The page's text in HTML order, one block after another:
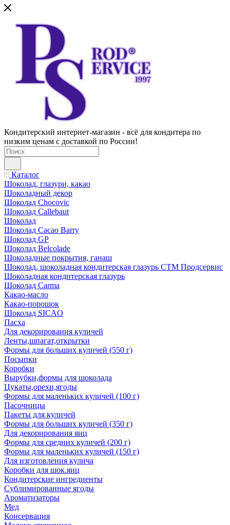
Кондитерский интернет-магазин - всё для кондитера по
низким ценам с доставкой по России!
Каталог
Шоколад, глазури, какао
Шоколадный декор
Шоколад Chocovic
Шоколад Callebaut
Шоколад
Шоколад Cacao Barry
Шоколад GP
Шоколад Belcolade
Шоколадные покрытия, ганаш
Шоколад, шоколадная кондитерская глазурь СТМ Продсервис
Шоколадная кондитерская глазурь
Шоколад Carma
Какао-масло
Какао-порошок
Шоколад SICAO
Пасха
Для декорирования куличей
Ленты,шпагат,открытки
Формы для больших куличей (550 г)
Посыпки
Коробки
Вырубки,формы для шоколада
Цукаты,орехи,ягоды
Формы для маленьких куличей (100 г)
Пасочницы
Пакеты для куличей
Формы для больших куличей (350 г)
Для декорирования яиц
Формы для средних куличей (200 г)
Формы для маленьких куличей (150 г)
Для изготовления кулича
Коробки для шок.яиц
Кондитерские ингредиенты
Сублимированные ягоды
Ароматизаторы
Мед
Консервация